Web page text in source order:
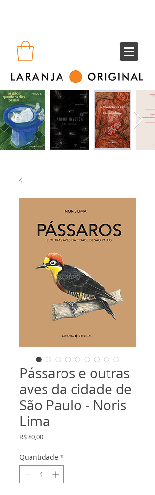
Pássaros e outras
aves da cidade de
São Paulo - Noris
Lima
R$ 80,00Preço
Quantidade *